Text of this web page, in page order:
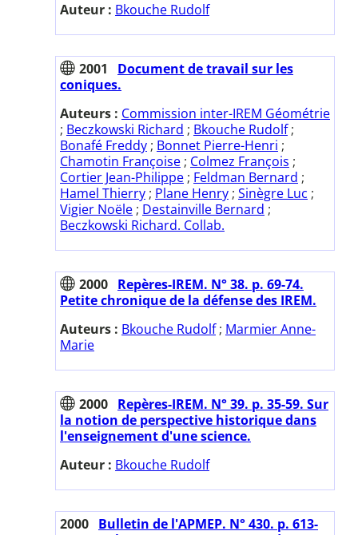
Auteur : Bkouche Rudolf
2001
Document de travail sur les
coniques.
Auteurs : Commission inter-IREM Géométrie
; Beczkowski Richard ; Bkouche Rudolf;
Bonafé Freddy ; Bonnet Pierre-Henri ;
Chamotin Françoise ; Colmez François ;
Cortier Jean-Philippe ; Feldman Bernard ;
Hamel Thierry ; Plane Henry ; Sinègre Luc ;
Vigier Noële ; Destainville Bernard ;
Beczkowski Richard. Collab.
2000 Repères-IREM. N° 38. p. 69-74.
Petite chronique de la défense des IREM.
Auteurs : Bkouche Rudolf; Marmier Anne-
Marie
2000 Repères-IREM. N° 39. p. 35-59. Sur
la notion de perspective historique dans
l'enseignement d'une science.
Auteur : Bkouche Rudolf
2000 Bulletin de l'APMEP. N° 430. p. 613-